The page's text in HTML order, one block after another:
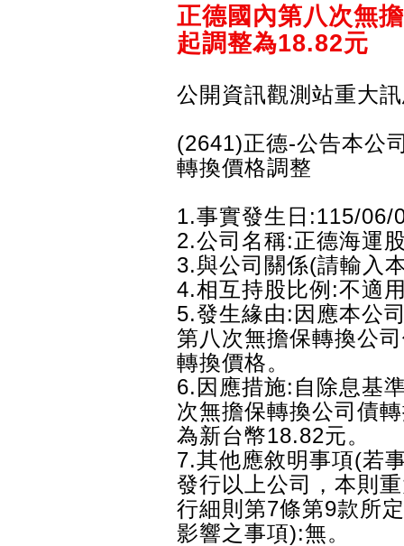
正德國內第八次無
起調整為18.82元
公開資訊觀測站重大
(2641)正德-公告本公
轉換價格調整
1.事實發生日:115/06/
2.公司名稱:正德海運
3.與公司關係(請輸入
4.相互持股比例:不適
5.發生緣由:因應本公
第八次無擔保轉換公
轉換價格。
6.因應措施:自除息基
次無擔保轉換公司債
為新台幣18.82元。
7.其他應敘明事項(若
發行以上公司，本則
行細則第7條第9款所
影響之事項):無。